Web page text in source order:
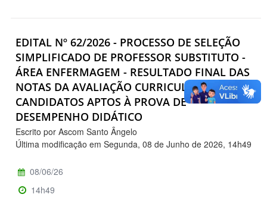
EDITAL Nº 62/2026 - PROCESSO DE SELEÇÃO
SIMPLIFICADO DE PROFESSOR SUBSTITUTO -
ÁREA ENFERMAGEM - RESULTADO FINAL DAS
NOTAS DA AVALIAÇÃO CURRICULAR E
CANDIDATOS APTOS À PROVA DE
DESEMPENHO DIDÁTICO
Escrito por Ascom Santo Ângelo
Última modificação em Segunda, 08 de Junho de 2026, 14h49
08/06/26
14h49